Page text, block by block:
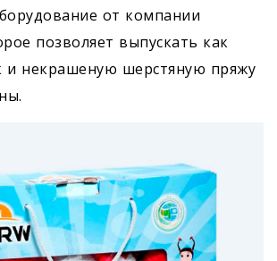
от компании
позволяет выпускать как
и некрашеную шерстяную пряжу